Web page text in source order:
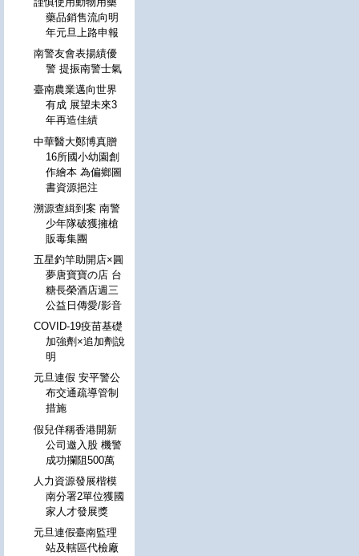
藥品銷售流向明
年元旦上路申報
南警友會表揚績優
警 提振南警士氣
臺南農業邁向世界
有成 展望未來3
年再造佳績
中華醫大鄭博真贈
16所國小幼園創
作繪本 為偏鄉圖
書資源挹注
溯源查緝到案 南警
少年隊破獲擁槍
販毒集團
五星釣竿助開店×圓
夢唐寶寶の店 台
糖長榮酒店週三
公益日傳愛/影音
COVID-19疫苗基礎
加強劑×追加劑說
明
元旦連假 安平警公
布交通疏導管制
措施
假兒佯稱香港開新
公司邀入股 機警
成功攔阻500萬
人力資源發展楷模
南分署2單位獲國
家人才發展獎
元旦連假臺南監理
站及轄區代檢廠